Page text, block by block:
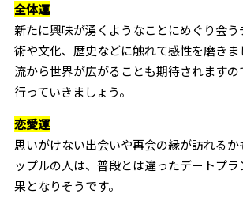
全体運
新たに興味が湧くようなことにめぐり会
術や文化、歴史などに触れて感性を磨きま
流から世界が広がることも期待されます
行っていきましょう。
恋愛運
思いがけない出会いや再会の縁が訪れる
ップルの人は、普段とは違ったデートプ
果となりそうです。